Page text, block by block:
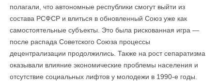
полагали, что автономные республики смогут выйти из
состава РСФСР и влиться в обновленный Союз уже как
самостоятельные субъекты. Это была рискованная игра —
после распада Советского Союза процессы
децентрализации продолжились. Также на рост сепаратизма
оказывали влияние экономические проблемы населения и
отсутствие социальных лифтов у молодежи в 1990-е годы.